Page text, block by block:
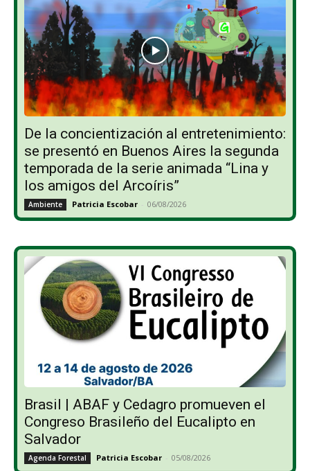
De la concientización al entretenimiento:
se presentó en Buenos Aires la segunda
temporada de la serie animada “Lina y
los amigos del Arcoíris”
Ambiente Patricia Escobar - 06/08/2026
Brasil | ABAF y Cedagro promueven el
Congreso Brasileño del Eucalipto en
Salvador
Agenda Forestal Patricia Escobar - 05/08/2026